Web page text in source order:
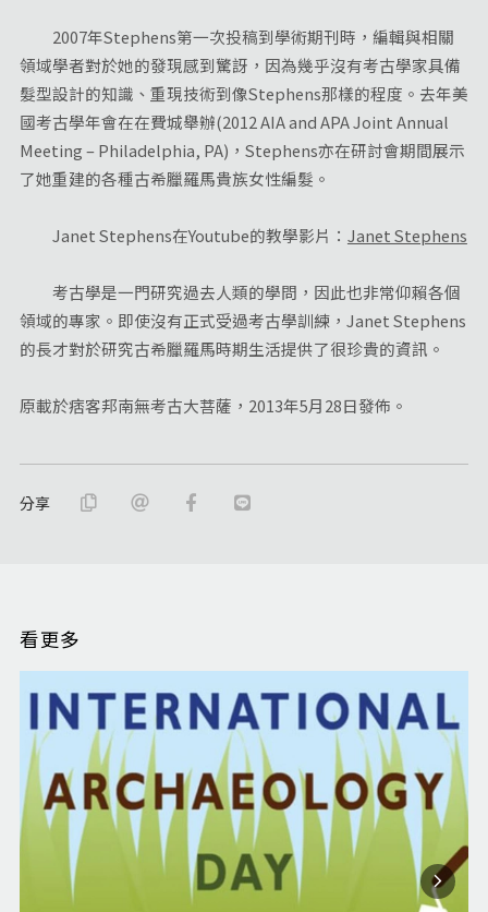
2007年Stephens第一次投稿到學術期刊時，編輯與相關
領域學者對於她的發現感到驚訝，因為幾乎沒有考古學家具備
髮型設計的知識、重現技術到像Stephens那樣的程度。去年美
國考古學年會在在費城舉辦(2012 AIA and APA Joint Annual
Meeting – Philadelphia, PA)，Stephens亦在研討會期間展示
了她重建的各種古希臘羅馬貴族女性編髮。
Janet Stephens在Youtube的教學影片： Janet Stephens
考古學是一門研究過去人類的學問，因此也非常仰賴各個
領域的專家。即使沒有正式受過考古學訓練，Janet Stephens
的長才對於研究古希臘羅馬時期生活提供了很珍貴的資訊。
原載於痞客邦南無考古大菩薩，2013年5月28日發佈。
分享
看更多